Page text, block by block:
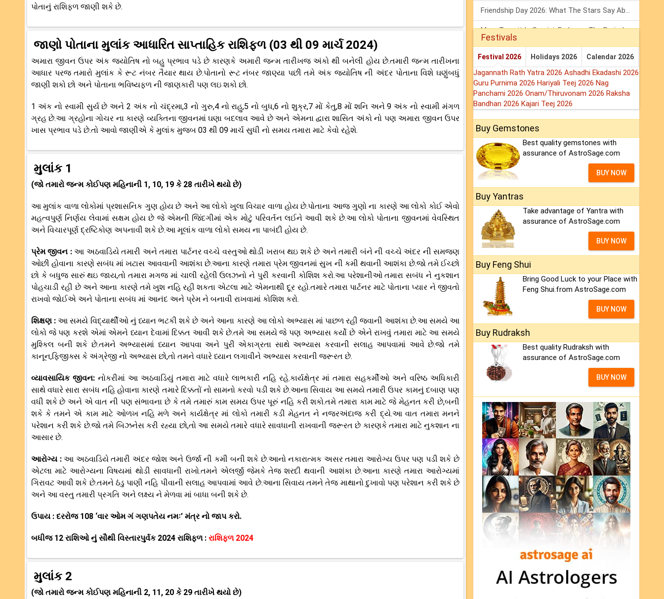
પોતાનું રાશિફળ જાણી શકે છે.
જાણો પોતાના મુલાંક આધારિત સાપ્તાહિક રાશિફળ (03 થી 09 માર્ચ 2024)
અમારા જીવન ઉપર અંક જ્યોતિષ નો બહુ પ્રભાવ પડે છે કારણકે અમારી જન્મ તારીખજ અંકો થી બનેલી હોય છે.તમારી જન્મ તારીખના
આધાર પરજ તમારો મુલાંક કે રૂટ નંબર તૈયાર થાય છે.પોતાનો રૂટ નંબર જાણ્યા પછી તમે અંક જ્યોતિષ ની અંદર પોતાના વિશે ઘણુંબધું
જાણી શકો છો અને પોતાના ભવિષ્યફળ ની જાણકારી પણ લઇ શકો છો.
1 અંક નો સ્વામી સુર્ય છે અને 2 અંક નો ચંદ્રમા,3 નો ગુરુ,4 નો રાહુ,5 નો બુધ,6 નો શુક્ર,7 મોં કેતુ,8 મોં શનિ અને 9 અંક નો સ્વામી મંગળ
ગ્રહ છે.આ ગ્રહોના ગોચર ના કારણે વ્યક્તિના જીવનમાં ઘણા બદલાવ આવે છે અને એમના દ્વારા શાસિત અંકો નો પણ અમારા જીવન ઉપર
ખાસ પ્રભાવ પડે છે.તો આવો જાણીએ કે મુલાંક મુજબ 03 થી 09 માર્ચ સુધી નો સમય તમારા માટે કેવો રહેશે.
મુલાંક 1
(જો તમારો જન્મ કોઈપણ મહિનાની 1, 10, 19 કે 28 તારીખે થયો છે)
આ મુલાંક વાળા લોકોમાં પ્રશાસનિક ગુણ હોય છે અને આ લોકો ખુલા વિચાર વાળા હોય છે.પોતાના આજ ગુણો ના કારણે આ લોકો કોઈ એવો
મહત્વપુર્ણ નિર્ણય લેવામાં સક્ષમ હોય છે જે એમની જિંદગીમાં એક મોટું પરિવર્તન લઈને આવી શકે છે.આ લોકો પોતાના જીવનમાં વેવસ્થિત
અને વિચારપૂર્ણ દ્રષ્ટિકોણ અપનાવી શકે છે.આ મૂલાંક વાળા લોકો સમય ના પાબંદી હોય છે.
પ્રેમ જીવન :આ અઠવાડિયે તમારી અને તમારા પાર્ટનર વચ્ચે વસ્તુઓ થોડી ખરાબ થઇ શકે છે અને તમારી બંને ની વચ્ચે અંદર ની સમજણ
ઓછી હોવાના કારણે સબંધ માં ખટાસ આવવાની આશંકા છે.આના કારણે તમારા પ્રેમ જીવનમાં સુખ ની કમી થવાની આશંકા છે.જો તમે ઈચ્છો
છો કે બધુજ સારું થઇ જાય,તો તમારા મગજ માં ચાલી રહેલી ઉલઝનો ને પુરી કરવાની કોશિશ કરો.આ પરેશાનીઓ તમારા સબંધ ને નુકશાન
પોહચાડી રહી છે અને આના કારણે તમે ખુશ નહિ રહી શકતા એટલા માટે એમનાથી દૂર રહો.તમારે તમારા પાર્ટનર માટે પોતાના પ્યાર ને જીવતો
રાખવો જોઈએ અને પોતાના સબંધ માં આનંદ અને પ્રેમ ને બનાવી રાખવામાં કોશિશ કરો.
શિક્ષણ :આ સમયે વિદ્યાર્થીઓ નું ધ્યાન ભટકી શકે છે અને આના કારણે આ લોકો અભ્યાસ માં પાછળ રહી જવાની આશંકા છે.આ સમયે આ
લોકો જે પણ કરશે એમાં એમને ધ્યાન દેવામાં દિક્કત આવી શકે છે.તમે આ સમયે જે પણ અભ્યાસ કર્યો છે એને રાખવું તમારા માટે આ સમયે
મુશ્કિલ બની શકે છે.તમને અભ્યાસમાં ધ્યાન આપવા અને પુરી એકાગ્રતા સાથે અભ્યાસ કરવાની સલાહ આપવામાં આવે છે.જો તમે
કાનૂન,ફિજીક્સ કે અંગ્રેજી નો અભ્યાસ છો,તો તમને વધારે ધ્યાન લગાવીને અભ્યાસ કરવાની જરૂરત છે.
વ્યાવસાયિક જીવન: નોકરીમાં આ અઠવાડિયું તમારા માટે વધારે લાભકારી નહિ રહે.કાર્યક્ષેત્ર માં તમારા સહકર્મીઓ અને વરિષ્ઠ અધિકારી
સાથે વધારે સારા સબંધ નહિ હોવાના કારણે તમારે દિક્કતોં નો સામનો કરવો પડી શકે છે.આના સિવાય આ સમયે તમારી ઉપર કામનું દબાણ પણ
વધી શકે છે અને એ વાત ની પણ સંભાવના છે કે તમે તમારું કામ સમય ઉપર પૂરું નહિ કરી શકો.તમે તમારા કામ માટે જે મેહનત કરી છે,બની
શકે કે તમને એ કામ માટે ઓળખ નહિ મળે અને કાર્યક્ષેત્ર માં લોકો તમારી કડી મેહનત ને નજરઅંદાજ કરી દ્યે.આ વાત તમારા મનને
પરેશાન કરી શકે છે.જો તમે બિઝનેસ કરી રહ્યા છો,તો આ સમયે તમારે વધારે સાવધાની રાખવાની જરૂરત છે કારણકે તમારા માટે નુકશાન ના
આસાર છે.
આરોગ્ય :આ અઠવાડિયે તમારી અંદર જોશ અને ઉર્જા ની કમી બની શકે છે.આનો નકારાત્મક અસર તમારા આરોગ્ય ઉપર પણ પડી શકે છે
એટલા માટે આરોગ્યના વિષયમાં થોડી સાવધાની રાખો.તમને એલર્જી જેમકે તેજ શરદી થવાની આશંકા છે.આના કારણે તમારા આરોગ્યમાં
ગિરાવટ આવી શકે છે.તમને ઠંડુ પાણી નહિ પીવાની સલાહ આપવામાં આવે છે.આના સિવાય તમને તેજ માથાનો દુખાવો પણ પરેશાન કરી શકે છે
અને આ વસ્તુ તમારી પ્રગતિ અને લક્ષ્ય ને મેળવા માં બાધા બની શકે છે.
ઉપાય : દરરોજ 108 ‘વાર ઓમ ગં ગણપતેય નમઃ’ મંત્ર નો જાપ કરો.
બધીજ 12 રાશિઓ નું સૌથી વિસ્તારપુર્વક 2024 રાશિફળ : રાશિફળ 2024
મુલાંક 2
(જો તમારો જન્મ કોઈપણ મહિનાની 2, 11, 20 કે 29 તારીખે થયો છે)
Friendship Day 2026: What The Stars Say About Your Best Friend!
Mars Transit In Gemini: Embrace The Period Full Of Energy & Intelligence
Festivals
Festival 2026 Holidays 2026 Calendar 2026
Jagannath Rath Yatra 2026 Ashadhi Ekadashi 2026
Guru Purnima 2026 Hariyali Teej 2026 Nag
Panchami 2026 Onam/Thiruvonam 2026 Raksha
Bandhan 2026 Kajari Teej 2026
Buy Gemstones
Best quality gemstones with
assurance of AstroSage.com
BUY NOW
Buy Yantras
Take advantage of Yantra with
assurance of AstroSage.com
BUY NOW
Buy Feng Shui
Bring Good Luck to your Place with
Feng Shui.from AstroSage.com
BUY NOW
Buy Rudraksh
Best quality Rudraksh with
assurance of AstroSage.com
BUY NOW